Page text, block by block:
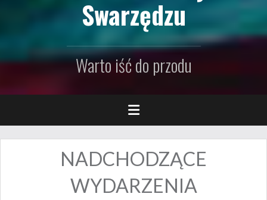
Swarzędzu
Warto iść do przodu
NADCHODZĄCE
WYDARZENIA